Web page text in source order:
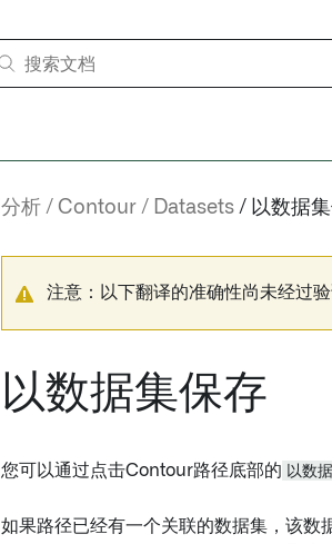
分析 Contour Datasets 以数据
注意：以下翻译的准确性尚未经过
以数据集保存
您可以通过点击Contour路径底部的 以数
如果路径已经有一个关联的数据集，该